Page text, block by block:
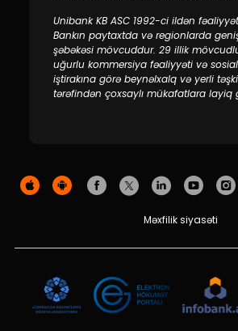
Unibank KB ASC 1992-ci ildən
Bankın paytaxtda və regionlarda
şəbəkəsi mövcuddur. 29 illik
uğurlu kommersiya fəaliyyəti və
iştirakına görə beynəlxalq və yerli
tərəfindən çoxsaylı mükafatlara layiq
Məxfilik siyasəti